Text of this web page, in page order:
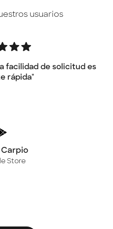
usuarios
facilidad de solicitud es
rápida"
Carpio
Store